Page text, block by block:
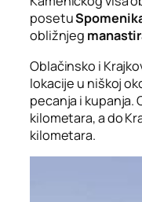
posetu
obližnjeg
Oblačinsko i
lokacije u niškoj
pecanja i kupanja.
kilometara, a do
kilometara.